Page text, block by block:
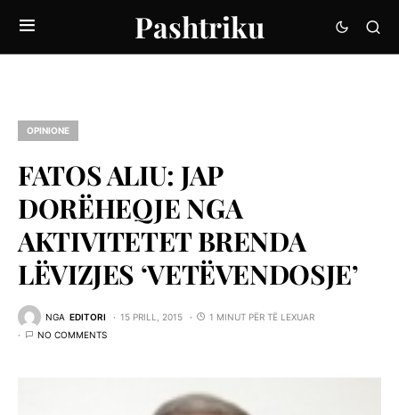
Pashtriku
OPINIONE
FATOS ALIU: JAP
DORËHEQJE NGA
AKTIVITETET BRENDA
LËVIZJES ‘VETËVENDOSJE’
NGA EDITORI 15 PRILL, 2015
1 MINUT PËR TË LEXUAR
NO COMMENTS